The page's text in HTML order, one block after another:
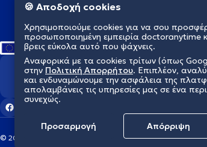
Γλυφάδα
Νέα Σμύρνη
Διαμορφώνουμε
© 2026 doctoranytime
🍪 Αποδοχή cookies
Χρησιμοποιούμε cookies για να σου
προσωποποιημένη εμπειρία doctoranytime
βρεις εύκολα αυτό που ψάχνεις.
Αναφορικά με τα cookies τρίτων (όπως
στην Πολιτική Απορρήτου. Επιπλέον,
και ενδυναμώνουμε την ασφάλεια της
απολαμβάνεις τις υπηρεσίες μας σε ένα
συνεχώς.
Προσαρμογή Απόρριψη